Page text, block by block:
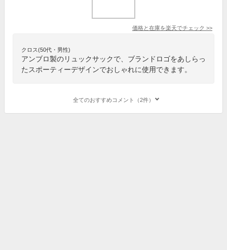
価格と在庫を楽天でチェック >>
クロス(50代・男性)
アンブロ製のリュックサックで、ブランドロゴをあしらっ
たスポーティーデザインでおしゃれに使用できます。
全てのおすすめコメント（2件）